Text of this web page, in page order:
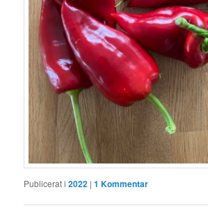
Publicerat i 2022 |1 Kommentar